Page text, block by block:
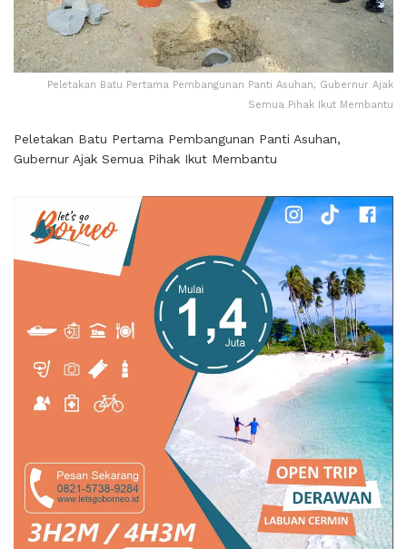
Peletakan Batu Pertama Pembangunan Panti Asuhan, Gubernur Ajak
Semua Pihak Ikut Membantu
Peletakan Batu Pertama Pembangunan Panti Asuhan,
Gubernur Ajak Semua Pihak Ikut Membantu